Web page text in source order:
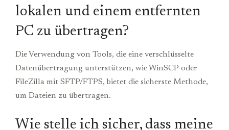
lokalen und einem entfernten
PC zu übertragen?
Die Verwendung von Tools, die eine verschlüsselte
Datenübertragung unterstützen, wie WinSCP oder
FileZilla mit SFTP/FTPS, bietet die sicherste Methode,
um Dateien zu übertragen.
Wie stelle ich sicher, dass meine